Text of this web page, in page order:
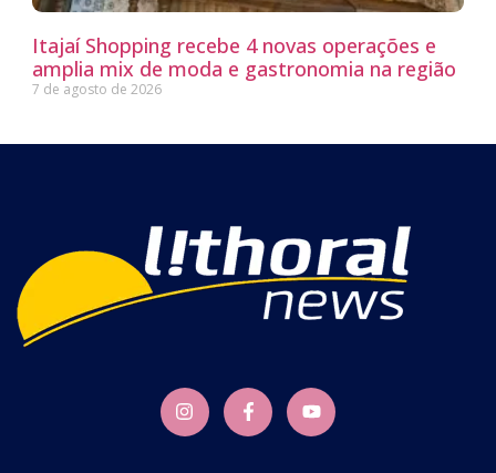
Itajaí Shopping recebe 4 novas operações e
amplia mix de moda e gastronomia na região
7 de agosto de 2026